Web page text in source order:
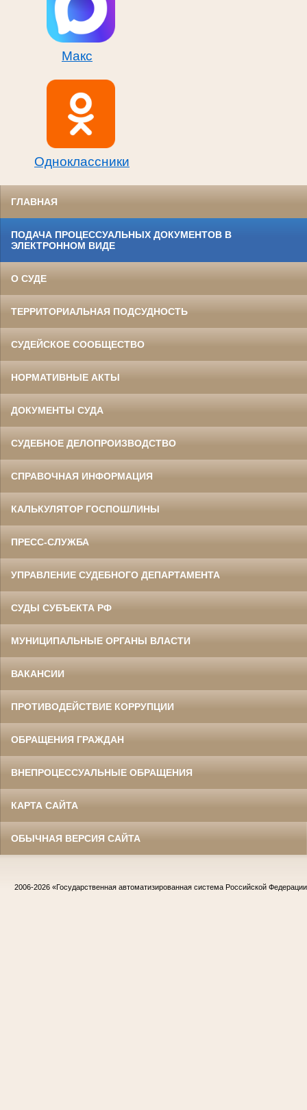
Макс
Одноклассники
ГЛАВНАЯ
ПОДАЧА ПРОЦЕССУАЛЬНЫХ ДОКУМЕНТОВ В
ЭЛЕКТРОННОМ ВИДЕ
О СУДЕ
ТЕРРИТОРИАЛЬНАЯ ПОДСУДНОСТЬ
СУДЕЙСКОЕ СООБЩЕСТВО
НОРМАТИВНЫЕ АКТЫ
ДОКУМЕНТЫ СУДА
СУДЕБНОЕ ДЕЛОПРОИЗВОДСТВО
СПРАВОЧНАЯ ИНФОРМАЦИЯ
КАЛЬКУЛЯТОР ГОСПОШЛИНЫ
ПРЕСС-СЛУЖБА
УПРАВЛЕНИЕ СУДЕБНОГО ДЕПАРТАМЕНТА
СУДЫ СУБЪЕКТА РФ
МУНИЦИПАЛЬНЫЕ ОРГАНЫ ВЛАСТИ
ВАКАНСИИ
ПРОТИВОДЕЙСТВИЕ КОРРУПЦИИ
ОБРАЩЕНИЯ ГРАЖДАН
ВНЕПРОЦЕССУАЛЬНЫЕ ОБРАЩЕНИЯ
КАРТА САЙТА
ОБЫЧНАЯ ВЕРСИЯ САЙТА
2006-2026 «Государственная автоматизированная система Российской